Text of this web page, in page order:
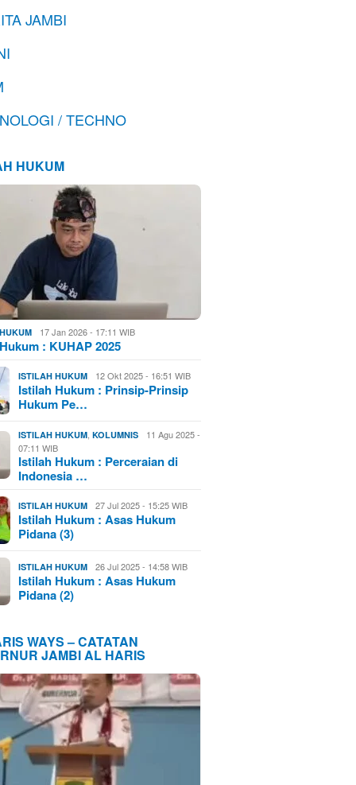
JAMBI
/ TECHNO
HUKUM
17 Jan 2026 - 17:11 WIB
: KUHAP 2025
ISTILAH HUKUM 12 Okt 2025 - 16:51 WIB
Istilah Hukum : Prinsip-Prinsip
Hukum Pe…
ISTILAH HUKUM ,KOLUMNIS
11 Agu 2025 -
07:11 WIB
Istilah Hukum : Perceraian di
Indonesia …
ISTILAH HUKUM 27 Jul 2025 - 15:25 WIB
Istilah Hukum : Asas Hukum
Pidana (3)
ISTILAH HUKUM 26 Jul 2025 - 14:58 WIB
Istilah Hukum : Asas Hukum
Pidana (2)
WAYS – CATATAN
JAMBI AL HARIS